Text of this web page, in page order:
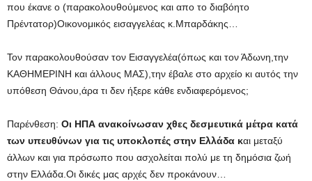
που έκανε ο (παρακολουθούμενος και απο το διαβόητο
Πρέντατορ)Οικονομικός εισαγγελέας κ.Μπαρδάκης…
Τον παρακολουθούσαν τον Εισαγγελέα(όπως και τον Άδωνη,την
ΚΑΘΗΜΕΡΙΝΗ και άλλους ΜΑΣ),την έβαλε στο αρχείο κι αυτός την
υπόθεση Θάνου,άρα τι δεν ήξερε κάθε ενδιαφερόμενος;
Παρένθεση: Οι ΗΠΑ ανακοίνωσαν χθες δεσμευτικά μέτρα κατά
των υπευθύνων για τις υποκλοπές στην Ελλάδα και μεταξύ
άλλων και για πρόσωπο που ασχολείται πολύ με τη δημόσια ζωή
στην Ελλάδα.Οι δικές μας αρχές δεν προκάνουν…